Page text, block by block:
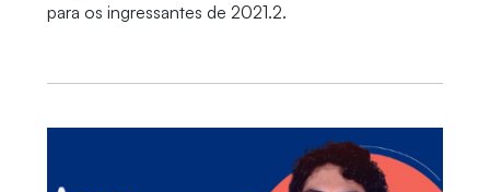
para os ingressantes de 2021.2.